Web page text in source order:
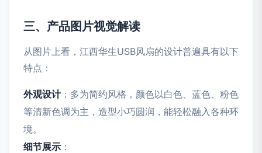
三、产品图片视觉解读
从图片上看，江西华生USB风扇的设计普遍具有以下
特点：
外观设计：多为简约风格，颜色以白色、蓝色、粉色
等清新色调为主，造型小巧圆润，能轻松融入各种环
境。
细节展示 ：